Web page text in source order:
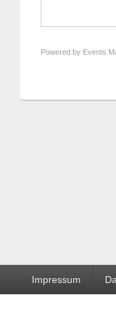
Powered by Events
Impressum